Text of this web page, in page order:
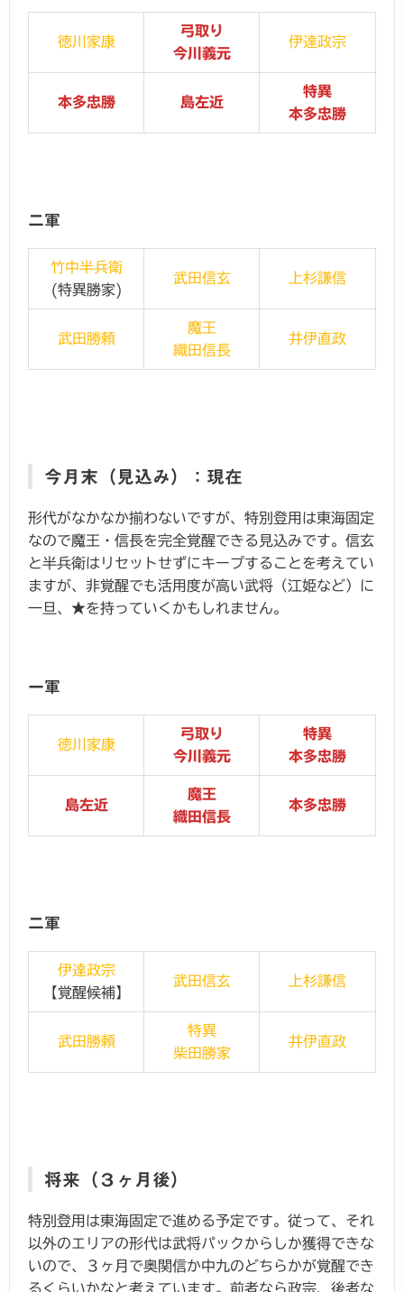
徳川家康
弓取り
今川義元
伊達政宗
本多忠勝 島左近
特異
本多忠勝
二軍
竹中半兵衛
(特異勝家)
武田信玄 上杉謙信
武田勝頼
魔王
織田信長
井伊直政
今月末（見込み）：現在
形代がなかなか揃わないですが、特別登用は東海固定
なので魔王・信長を完全覚醒できる見込みです。信玄
と半兵衛はリセットせずにキープすることを考えてい
ますが、非覚醒でも活用度が高い武将（江姫など）に
一旦、★を持っていくかもしれません。
一軍
徳川家康
弓取り
今川義元
特異
本多忠勝
島左近
魔王
織田信長
本多忠勝
二軍
伊達政宗
【覚醒候補】
武田信玄 上杉謙信
武田勝頼
特異
柴田勝家
井伊直政
将来（３ヶ月後）
特別登用は東海固定で進める予定です。従って、それ
以外のエリアの形代は武将パックからしか獲得できな
いので、３ヶ月で奥関信か中九のどちらかが覚醒でき
るくらいかなと考えています。前者なら政宗、後者な